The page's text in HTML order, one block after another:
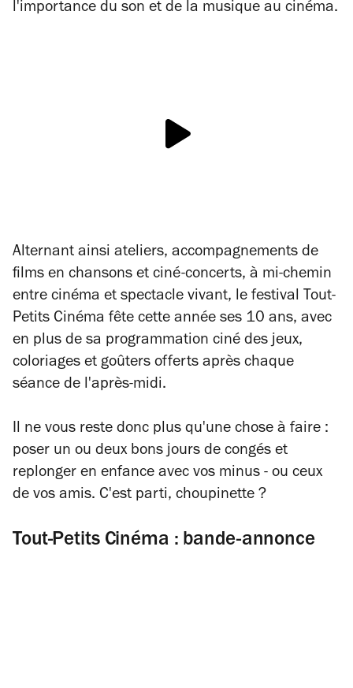
l'importance du son et de la musique au cinéma.
Alternant ainsi ateliers, accompagnements de
films en chansons et ciné-concerts, à mi-chemin
entre cinéma et spectacle vivant, le festival Tout-
Petits Cinéma fête cette année ses 10 ans, avec
en plus de sa programmation ciné des jeux,
coloriages et goûters offerts après chaque
séance de l'après-midi.
Il ne vous reste donc plus qu'une chose à faire :
poser un ou deux bons jours de congés et
replonger en enfance avec vos minus - ou ceux
de vos amis. C'est parti, choupinette ?
Tout-Petits Cinéma : bande-annonce